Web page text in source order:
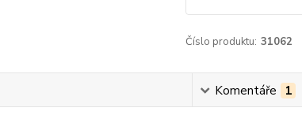
Číslo produktu: 31062
Komentáře 1